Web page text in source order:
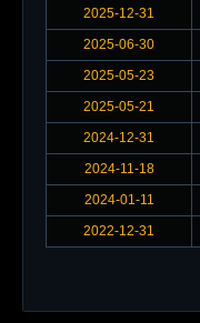
2025-12-31
2025-06-30
2025-05-23
2025-05-21
2024-12-31
2024-11-18
2024-01-11
2022-12-31